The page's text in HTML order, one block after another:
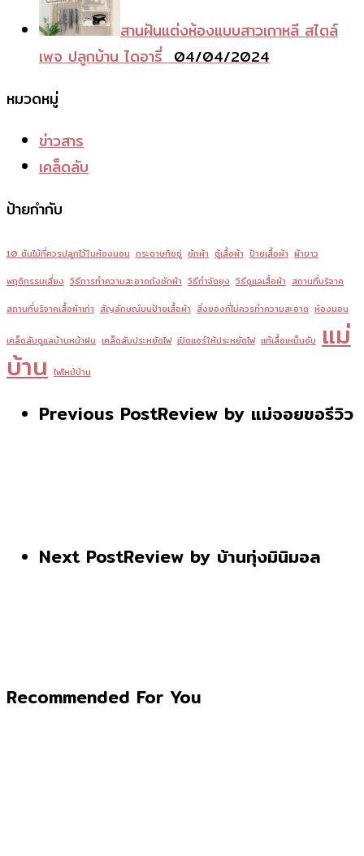
สานฝันแต่งห้องแบบสาวเกาหลี สไตล์
เพจ ปลูกบ้าน ไดอารี่ 04/04/2024
หมวดหมู่
ข่าวสาร
เคล็ดลับ
ป้ายกำกับ
10 ต้นไม้ที่ควรปลูกไว้ในห้องนอน กระดาษทิชชู่ ซักผ้า ตู้เสื้อผ้า ป้ายเสื้อผ้า ผ้าขาว
พฤติกรรมเสี่ยง วิธีการทำความสะอาดถังซักผ้า วิธีกำจัดยุง วิธีดูแลเสื้อผ้า สถานที่บริจาค
สถานที่บริจาคเสื้อผ้าเก่า สัญลักษณ์บนป้ายเสื้อผ้า สิ่งของที่ไม่ควรทำความสะอาด ห้องนอน
เคล็ดลับดูแลบ้านหน้าฝน เคล็ดลับประหยัดไฟ เปิดแอร์ให้ประหยัดไฟ แก้เสื้อเหม็นอับ แม่
บ้าน ไฟไหม้บ้าน
Previous PostReview by แม่จอยขอรีวิว
Next PostReview by บ้านทุ่งมินิมอล
Recommended For You